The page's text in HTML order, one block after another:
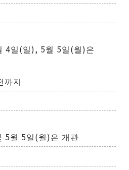
4일(일), 5월 5일(월)은
까지
월 5일(월)은 개관